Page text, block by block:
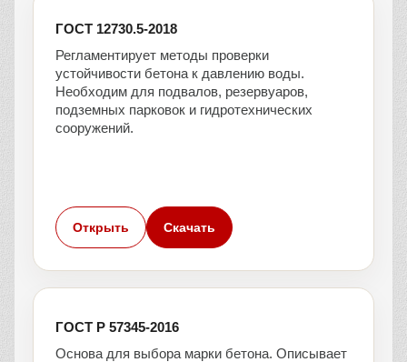
ГОСТ 12730.5-2018
Регламентирует методы проверки
устойчивости бетона к давлению воды.
Необходим для подвалов, резервуаров,
подземных парковок и гидротехнических
сооружений.
Открыть Скачать
ГОСТ Р 57345-2016
Основа для выбора марки бетона. Описывает